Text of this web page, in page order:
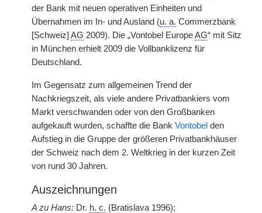
der Bank mit neuen operativen Einheiten und
Übernahmen im In- und Ausland (u. a. Commerzbank
[Schweiz] AG 2009). Die „Vontobel EuropeAG“ mit Sitz
in München erhielt 2009 die Vollbanklizenz für
Deutschland.
Im Gegensatz zum allgemeinen Trend der
Nachkriegszeit, als viele andere Privatbankiers vom
Markt verschwanden oder von den Großbanken
aufgekauft wurden, schaffte die Bank Vontobel den
Aufstieg in die Gruppe der größeren Privatbankhäuser
der Schweiz nach dem 2. Weltkrieg in der kurzen Zeit
von rund 30 Jahren.
Auszeichnungen
A zu Hans: Dr. h. c. (Bratislava 1996);